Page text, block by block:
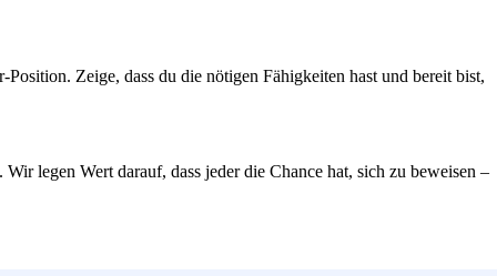
Zeige, dass du die nötigen Fähigkeiten hast und bereit bist,
legen Wert darauf, dass jeder die Chance hat, sich zu beweisen –